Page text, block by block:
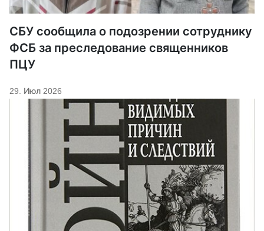
СБУ сообщила о подозрении сотруднику
ФСБ за преследование священников
ПЦУ
29. Июл 2026